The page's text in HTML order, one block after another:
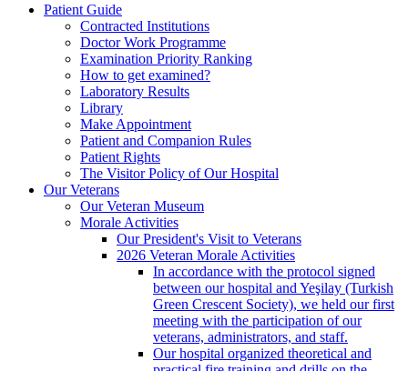
Patient Guide
Contracted Institutions
Doctor Work Programme
Examination Priority Ranking
How to get examined?
Laboratory Results
Library
Make Appointment
Patient and Companion Rules
Patient Rights
The Visitor Policy of Our Hospital
Our Veterans
Our Veteran Museum
Morale Activities
Our President's Visit to Veterans
2026 Veteran Morale Activities
In accordance with the protocol signed
between our hospital and Yeşilay (Turkish
Green Crescent Society), we held our first
meeting with the participation of our
veterans, administrators, and staff.
Our hospital organized theoretical and